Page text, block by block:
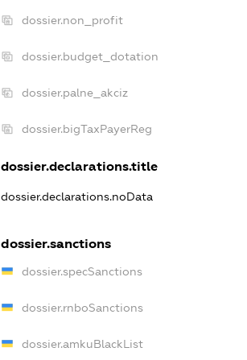
dossier.non_profit
dossier.budget_dotation
dossier.palne_akciz
dossier.bigTaxPayerReg
dossier.declarations.title
dossier.declarations.noData
dossier.sanctions
dossier.specSanctions
dossier.rnboSanctions
dossier.amkuBlackList